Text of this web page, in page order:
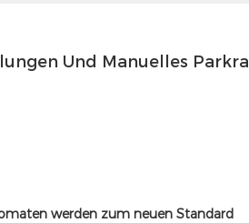
Und Manuelles
werden zum neuen Standard